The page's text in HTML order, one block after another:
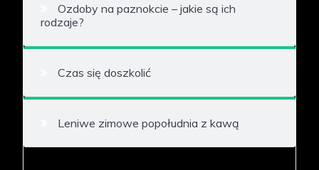
Ozdoby na paznokcie – jakie są ich
rodzaje?
Czas się doszkolić
Leniwe zimowe popołudnia z kawą